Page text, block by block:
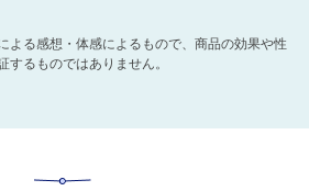
よる感想・体感によるもので、商品の効果や性
するものではありません。